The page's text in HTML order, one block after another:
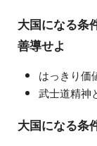
大国になる条
善導せよ
はっきり価
武士道精神
大国になる条